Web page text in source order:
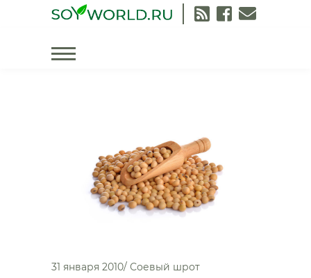
31 января 2010/ Соевый шрот